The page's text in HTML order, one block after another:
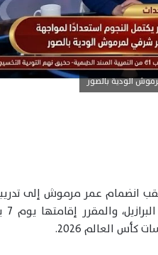
الودية بالصور
انضمام عمر مرموش إلى
العالم 2026.